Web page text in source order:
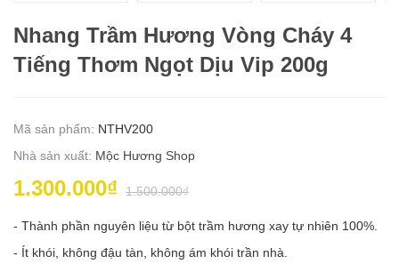
Nhang Trầm Hương Vòng Cháy 4
Tiếng Thơm Ngọt Dịu Vip 200g
Mã sản phẩm: NTHV200
Nhà sản xuất: Mộc Hương Shop
1.300.000₫ 1.500.000₫
- Thành phần nguyên liệu từ bột trầm hương xay tự nhiên 100%.
- Ít khói, không đậu tàn, không ám khói trần nhà.